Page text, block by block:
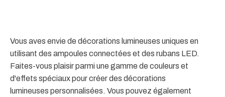
Vous aves envie de décorations lumineuses uniques en
utilisant des ampoules connectées et des rubans LED.
Faites-vous plaisir parmi une gamme de couleurs et
d'effets spéciaux pour créer des décorations
lumineuses personnalisées. Vous pouvez également